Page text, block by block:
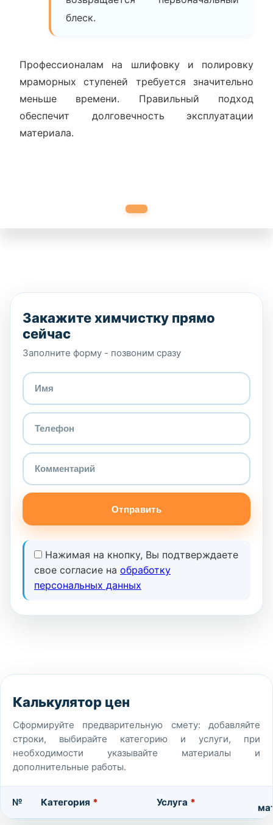
блеск.
Профессионалам на шлифовку и полировку
мраморных ступеней требуется значительно
меньше времени. Правильный подход
обеспечит долговечность эксплуатации
материала.
Закажите химчистку прямо
сейчас
Заполните форму - позвоним сразу
Отправить
Нажимая на кнопку, Вы подтверждаете
свое согласие на обработку
персональных данных
Калькулятор цен
Сформируйте предварительную смету: добавляйте
строки, выбирайте категорию и услуги, при
необходимости указывайте материалы и
дополнительные работы.
№ Категория * Услуга *